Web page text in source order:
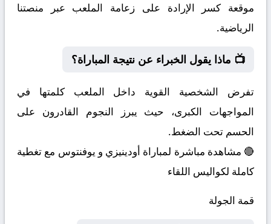
موقعة كسر الإرادة على زعامة الملعب عبر منصتنا
الرياضية.
📺 ماذا يقول الخبراء عن نتيجة المباراة؟
تفرض الشخصية القوية داخل الملعب كلمتها في
المواجهات الكبرى، حيث يبرز النجوم القادرون على
الحسم تحت الضغط.
🔴 مشاهدة مباشرة لمباراة أودينيزي و يوفنتوس مع تغطية
كاملة لكواليس اللقاء
قمة الجولة